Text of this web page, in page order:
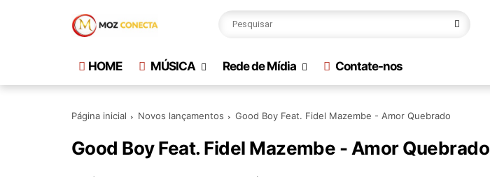
HOME MÚSICA Rede de Mídia Contate-nos
Página inicial Novos lançamentos Good Boy Feat. Fidel Mazembe - Amor Quebrado
Good Boy Feat. Fidel Mazembe - Amor Quebrado